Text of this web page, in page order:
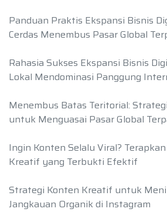
Panduan Praktis Ekspansi Bisnis
Cerdas Menembus Pasar Global
Rahasia Sukses Ekspansi Bisnis
Lokal Mendominasi Panggung
Menembus Batas Teritorial:
untuk Menguasai Pasar Global
Ingin Konten Selalu Viral?
Kreatif yang Terbukti Efektif
Strategi Konten Kreatif untuk
Jangkauan Organik di Instagram